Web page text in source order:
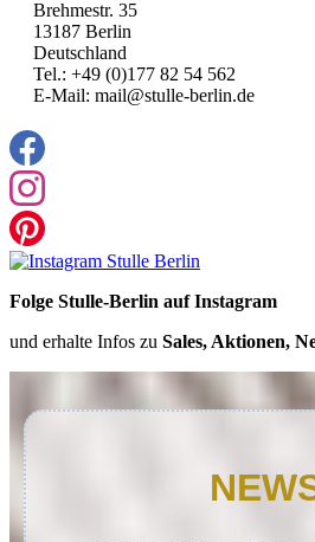
Brehmestr. 35
13187 Berlin
Deutschland
Tel.: +49 (0)177 82 54 562
E-Mail: mail@stulle-berlin.de
Folge Stulle-Berlin auf Instagram
und erhalte Infos zu Sales, Aktionen,